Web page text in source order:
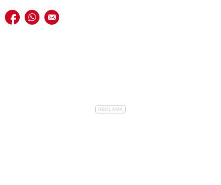
MAGAZYN VIVA!
Udostępnij na facebook
Udostępnij na whatsapp
E-mail do przyjaciela